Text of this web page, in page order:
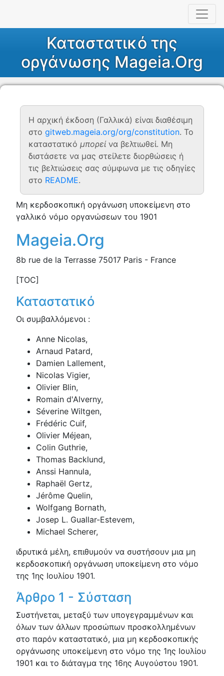
Καταστατικό της
οργάνωσης Mageia.Org
Η αρχική έκδοση (Γαλλικά) είναι διαθέσιμη
στο gitweb.mageia.org/org/constitution. Το
καταστατικό μπορεί να βελτιωθεί. Μη
διστάσετε να μας στείλετε διορθώσεις ή
τις βελτιώσεις σας σύμφωνα με τις οδηγίες
στο README.
Μη κερδοσκοπική οργάνωση υποκείμενη στο
γαλλικό νόμο οργανώσεων του 1901
Mageia.Org
8b rue de la Terrasse 75017 Paris - France
[TOC]
Καταστατικό
Οι συμβαλλόμενοι :
Anne Nicolas,
Arnaud Patard,
Damien Lallement,
Nicolas Vigier,
Olivier Blin,
Romain d'Alverny,
Séverine Wiltgen,
Frédéric Cuif,
Olivier Méjean,
Colin Guthrie,
Thomas Backlund,
Anssi Hannula,
Raphaël Gertz,
Jérôme Quelin,
Wolfgang Bornath,
Josep L. Guallar-Estevem,
Michael Scherer,
ιδρυτικά μέλη, επιθυμούν να συστήσουν μια μη
κερδοσκοπική οργάνωση υποκείμενη στο νόμο
της 1ης Ιουλίου 1901.
Άρθρο 1 - Σύσταση
Συστήνεται, μεταξύ των υπογεγραμμένων και
όλων των άλλων προσώπων προσκολλημένων
στο παρόν καταστατικό, μια μη κερδοσκοπικής
οργάνωσης υποκείμενη στο νόμο της 1ης Ιουλίου
1901 και το διάταγμα της 16ης Αυγούστου 1901.